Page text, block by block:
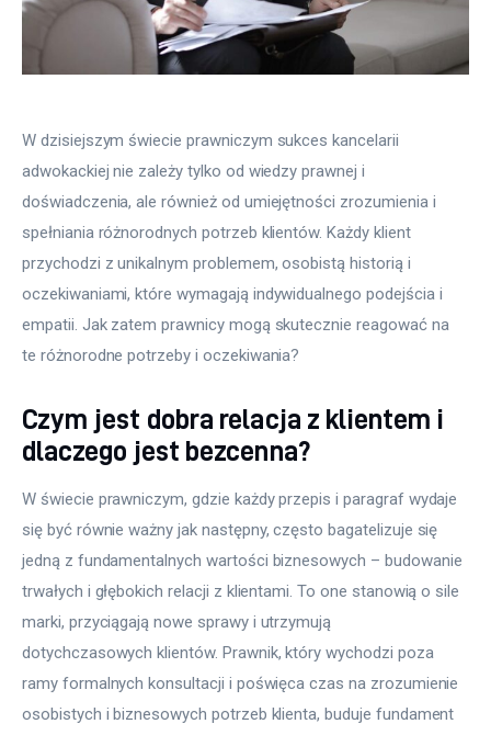
W dzisiejszym świecie prawniczym sukces kancelarii
adwokackiej nie zależy tylko od wiedzy prawnej i
doświadczenia, ale również od umiejętności zrozumienia i
spełniania różnorodnych potrzeb klientów. Każdy klient
przychodzi z unikalnym problemem, osobistą historią i
oczekiwaniami, które wymagają indywidualnego podejścia i
empatii. Jak zatem prawnicy mogą skutecznie reagować na
te różnorodne potrzeby i oczekiwania?
Czym jest dobra relacja z klientem i
dlaczego jest bezcenna?
W świecie prawniczym, gdzie każdy przepis i paragraf wydaje
się być równie ważny jak następny, często bagatelizuje się
jedną z fundamentalnych wartości biznesowych – budowanie
trwałych i głębokich relacji z klientami. To one stanowią o sile
marki, przyciągają nowe sprawy i utrzymują
dotychczasowych klientów. Prawnik, który wychodzi poza
ramy formalnych konsultacji i poświęca czas na zrozumienie
osobistych i biznesowych potrzeb klienta, buduje fundament